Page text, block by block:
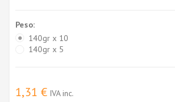
Peso:
140gr x 10
140gr x 5
1,31 € IVA inc.